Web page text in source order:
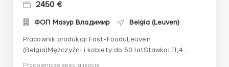
2450 €
ФОП Мазур Владимир Belgia (Leuven)
Pracownik produkcji Fast-FooduLeuven
(Belgia)Mężczyźni i kobiety do 50 latStawka: 11,4
Pracownicze specjalizacje